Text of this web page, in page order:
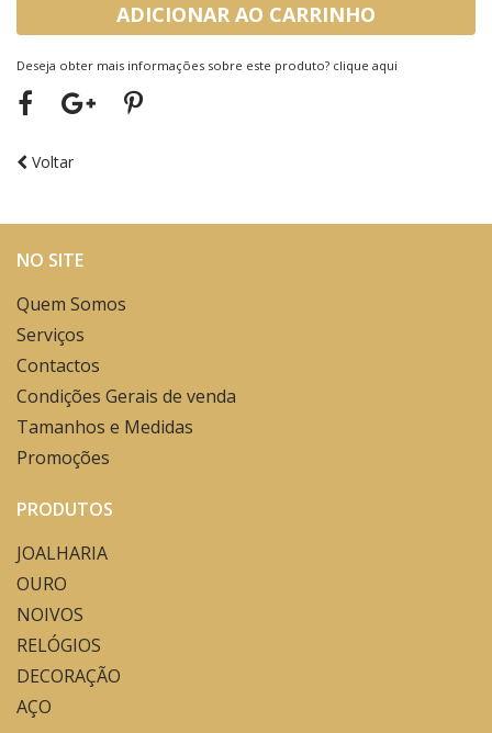
ADICIONAR AO CARRINHO
Deseja obter mais informações sobre este produto? clique aqui
Voltar
NO SITE
Quem Somos
Serviços
Contactos
Condições Gerais de venda
Tamanhos e Medidas
Promoções
PRODUTOS
JOALHARIA
OURO
NOIVOS
RELÓGIOS
DECORAÇÃO
AÇO